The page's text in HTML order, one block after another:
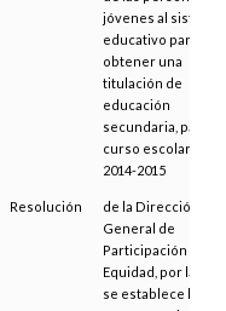
jóvenes al sistema
educativo para
obtener una
titulación de
educación
secundaria, para el
curso escolar
2014-2015
Resolución
de la Dirección
General de
Participación y
Equidad, por la que
se establece la